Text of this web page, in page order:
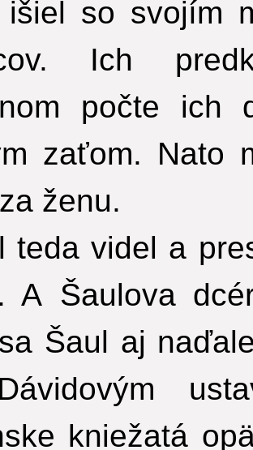
išiel so svojím
Ich
počte ich
zaťom. Nato
ženu.
teda videl a
A Šaulova
Šaul aj
kniežatá